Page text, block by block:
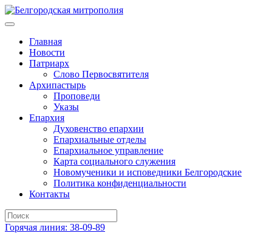
Главная
Новости
Патриарх
Слово Первосвятителя
Архипастырь
Проповеди
Указы
Епархия
Духовенство епархии
Епархиальные отделы
Епархиальное управление
Карта социального служения
Новомученики и исповедники Белгородские
Политика конфиденциальности
Контакты
Горячая линия: 38-09-89